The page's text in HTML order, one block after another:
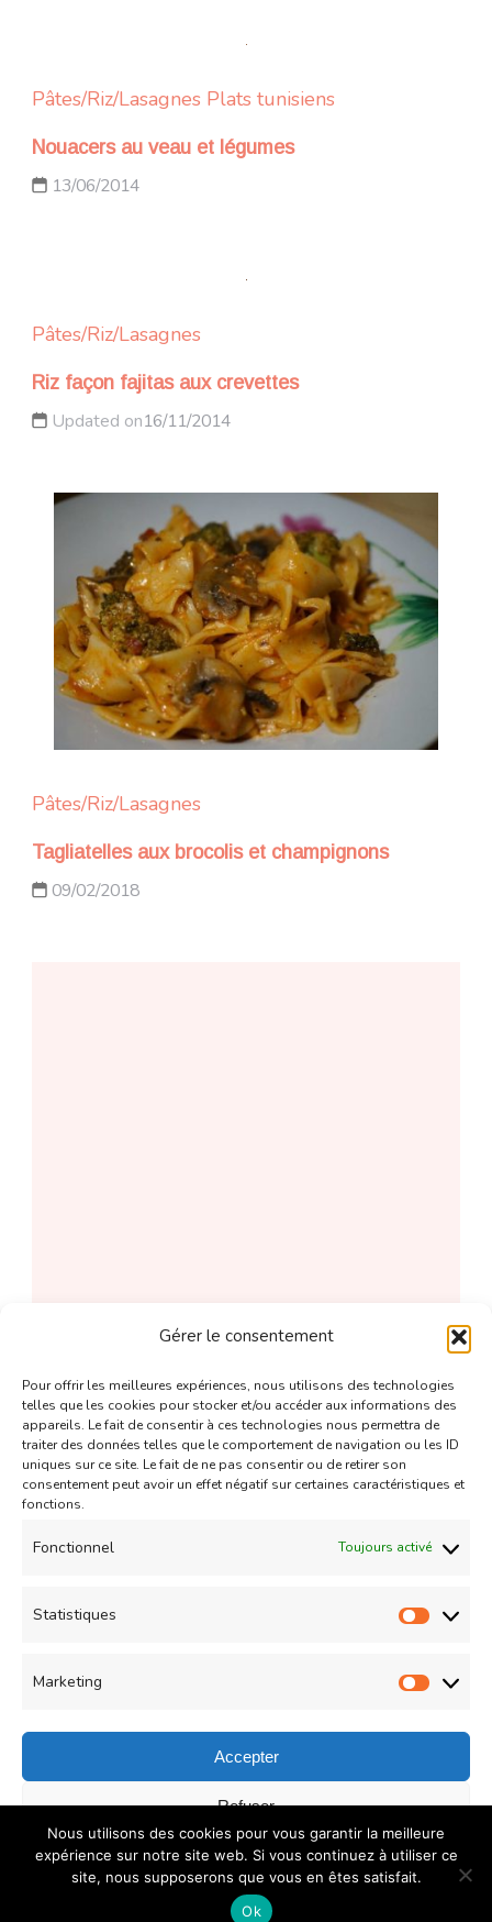
Gérer le consentement
Pour offrir les meilleures expériences, nous utilisons des technologies
telles que les cookies pour stocker et/ou accéder aux informations des
appareils. Le fait de consentir à ces technologies nous permettra de
traiter des données telles que le comportement de navigation ou les ID
uniques sur ce site. Le fait de ne pas consentir ou de retirer son
consentement peut avoir un effet négatif sur certaines caractéristiques et
fonctions.
Fonctionnel Toujours activé
Statistiques
Marketing
Accepter
Refuser
Enregistrer les préférences
Politique de confidentialité
Pâtes/Riz/Lasagnes Plats tunisiens
Nouacers au veau et légumes
13/06/2014
Pâtes/Riz/Lasagnes
Riz façon fajitas aux crevettes
Updated on16/11/2014
Pâtes/Riz/Lasagnes
Tagliatelles aux brocolis et champignons
09/02/2018
Salade de riz
© Copyright 2026COUZINA.fr : Cuisine du Monde. All
Rights Reserved.Recipe Quest | Developed ByWP
Delicious. Powered byWordPress.
Politique de
confidentialité
Nous utilisons des cookies pour vous garantir la meilleure
expérience sur notre site web. Si vous continuez à utiliser ce
site, nous supposerons que vous en êtes satisfait.
Ok